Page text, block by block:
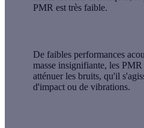
PMR est très faible.
De faibles performances
masse insignifiante, les
atténuer les bruits, qu'il
d'impact ou de vibrations.